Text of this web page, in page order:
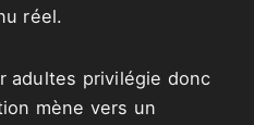
réel.
adultes privilégie donc
mène vers un